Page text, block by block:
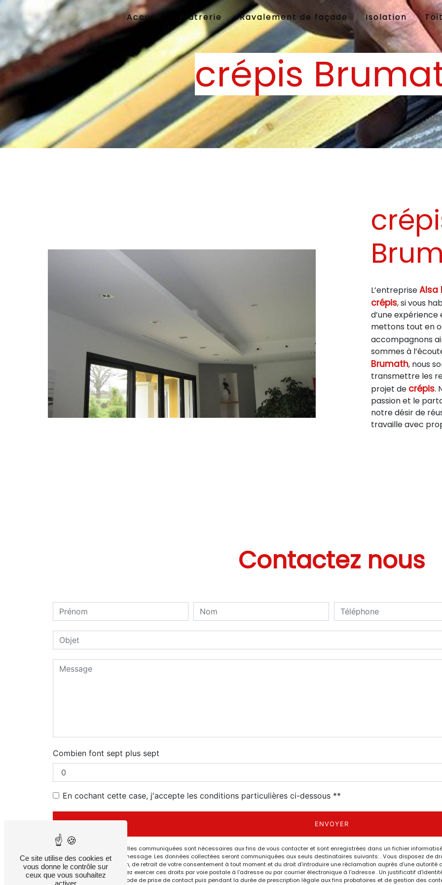
Accueil Plâtrerie Ravalement de façade Isolation
crépis
L’entrepriseAlsa
crépis, si vous
d’une expérience
mettons tout en
accompagnons
sommes à
Brumath, nous
transmettre les
projet de crépis.
passion et le
notre désir de
travaille avec
Contactez nous
Combien font sept plus sept
En cochant cette case, j'accepte les conditions particulières ci-dessous **
ENVOYER
** Les données personnelles communiquées sont nécessaires aux fins de vous contacter et sont enregistrées dans un fichier
but de répondre à votre message. Les données collectées seront communiquées aux seuls destinataires suivants: . Vous disposez de
de limitation, d’opposition, de retrait de votre consentement à tout moment et du droit d’introduire une réclamation auprès d’une
post-mortem. Vous pouvez exercer ces droits par voie postale à l'adresse ou par courrier électronique à l'adresse . Un justificatif
données pendant la période de prise de contact puis pendant la durée de prescription légale aux fins probatoires et de gestion des
Panneau de gestion des cookies
Ce site utilise des cookies et
vous donne le contrôle sur
ceux que vous souhaitez
activer